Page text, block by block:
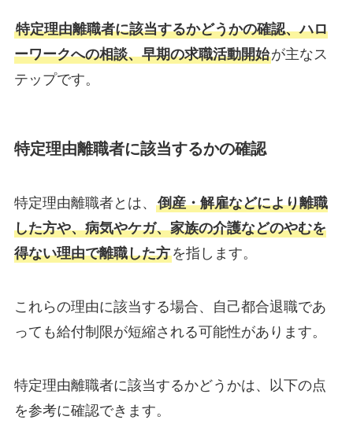
特定理由離職者に該当するかどうかの確認、ハロ
ーワークへの相談、早期の求職活動開始が主なス
テップです。
特定理由離職者に該当するかの確認
特定理由離職者とは、 倒産・解雇などにより離職
した方や、病気やケガ、家族の介護などのやむを
得ない理由で離職した方を指します。
これらの理由に該当する場合、自己都合退職であ
っても給付制限が短縮される可能性があります。
特定理由離職者に該当するかどうかは、以下の点
を参考に確認できます。